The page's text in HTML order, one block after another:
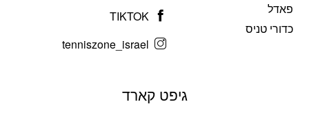
פאדל
כדורי טניס
TIKTOK
tenniszone_israel
גיפט קארד